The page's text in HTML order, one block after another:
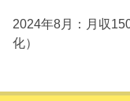
2024年8月：月収
化）